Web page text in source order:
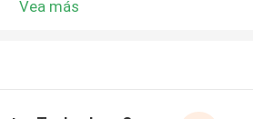
Vea más